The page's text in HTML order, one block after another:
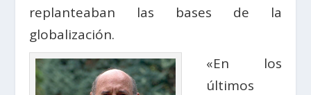
replanteaban las bases de la
globalización.
«En los
últimos